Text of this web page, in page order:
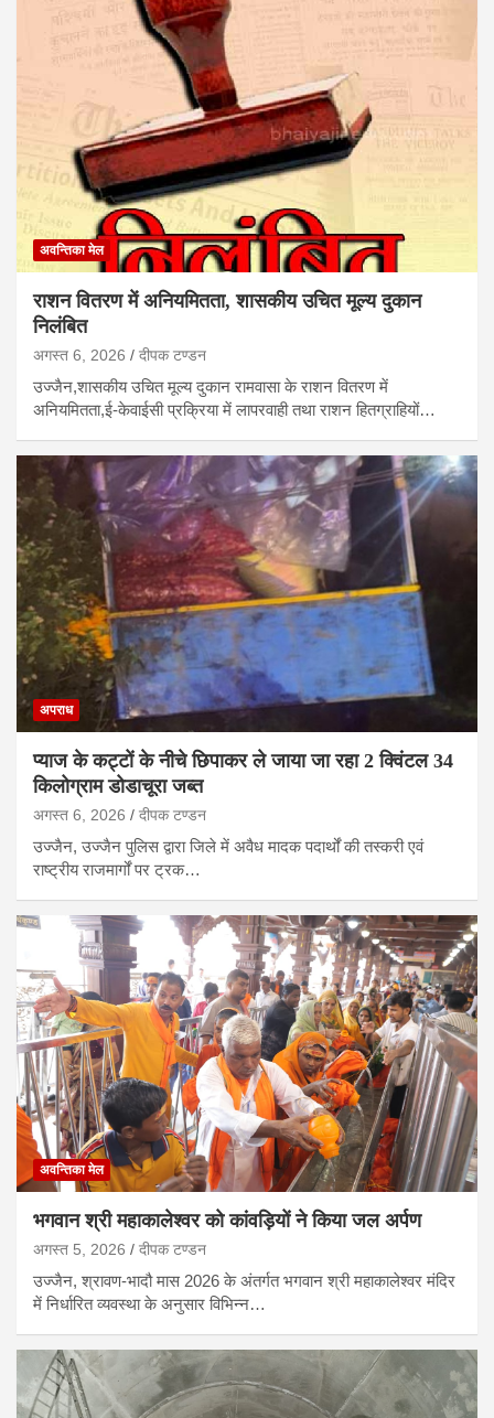
अवन्तिका मेल
राशन वितरण में अनियमितता, शासकीय उचित मूल्य दुकान
निलंबित
अगस्त 6, 2026 दीपक टण्‍डन
उज्जैन,शासकीय उचित मूल्य दुकान रामवासा के राशन वितरण में
अनियमितता,ई-केवाईसी प्रक्रिया में लापरवाही तथा राशन हितग्राहियों…
अपराध
प्याज के कट्टों के नीचे छिपाकर ले जाया जा रहा 2 क्विंटल 34
किलोग्राम डोडाचूरा जब्त
अगस्त 6, 2026 दीपक टण्‍डन
उज्जैन, उज्जैन पुलिस द्वारा जिले में अवैध मादक पदार्थों की तस्करी एवं
राष्ट्रीय राजमार्गों पर ट्रक…
अवन्तिका मेल
भगवान श्री महाकालेश्वर को कांवड़ियों ने किया जल अर्पण
अगस्त 5, 2026 दीपक टण्‍डन
उज्जैन, श्रावण-भादौ मास 2026 के अंतर्गत भगवान श्री महाकालेश्वर मंदिर
में निर्धारित व्यवस्था के अनुसार विभिन्न…